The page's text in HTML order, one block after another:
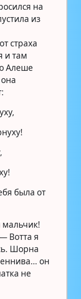
на
из
страха
и там
Алеше
была от
Вотта я
Шорна
он
не